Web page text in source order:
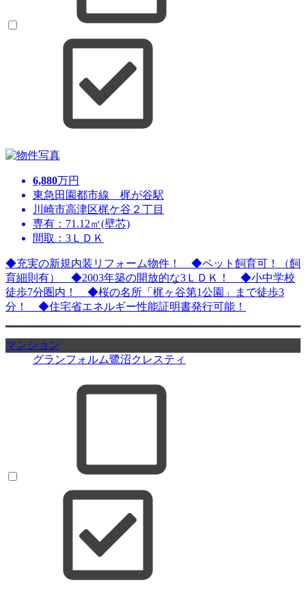
6,880万円
東急田園都市線 梶が谷駅
川崎市高津区梶ケ谷２丁目
専有：71.12㎡(壁芯)
間取：3ＬＤＫ
◆充実の新規内装リフォーム物件！ ◆ペット飼育可！（飼
育細則有） ◆2003年築の開放的な3ＬＤＫ！ ◆小中学校
徒歩7分圏内！ ◆桜の名所「梶ヶ谷第1公園」まで徒歩3
分！ ◆住宅省エネルギー性能証明書発行可能！
マンション
グランフォルム鷺沼クレスティ